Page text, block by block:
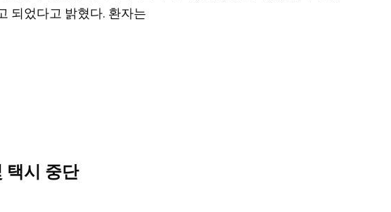
되었다고 밝혔다. 환자는
택시 중단